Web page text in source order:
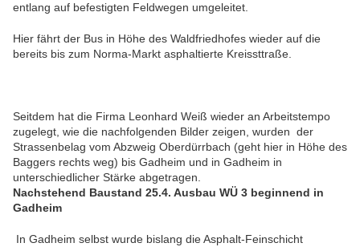
entlang auf befestigten Feldwegen umgeleitet.
Hier fährt der Bus in Höhe des Waldfriedhofes wieder auf die
bereits bis zum Norma-Markt asphaltierte Kreissttraße.
Seitdem hat die Firma Leonhard Weiß wieder an Arbeitstempo
zugelegt, wie die nachfolgenden Bilder zeigen, wurden der
Strassenbelag vom Abzweig Oberdürrbach (geht hier in Höhe des
Baggers rechts weg) bis Gadheim und in Gadheim in
unterschiedlicher Stärke abgetragen.
Nachstehend Baustand 25.4. Ausbau WÜ 3 beginnend in
Gadheim
In Gadheim selbst wurde bislang die Asphalt-Feinschicht